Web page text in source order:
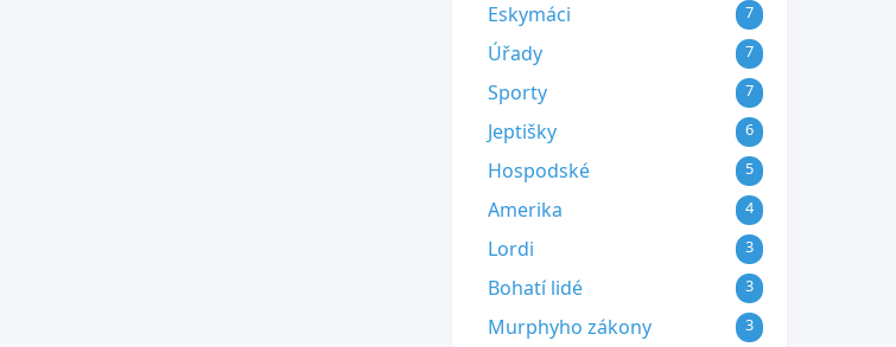
Eskymáci 7
Úřady 7
Sporty 7
Jeptišky 6
Hospodské 5
Amerika 4
Lordi 3
Bohatí lidé 3
Murphyho zákony 3